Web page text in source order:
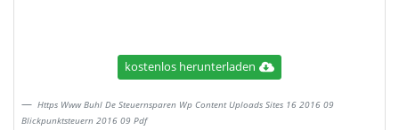
kostenlos herunterladen
Https Www Buhl De Steuernsparen Wp Content Uploads Sites 16 2016 09
Blickpunktsteuern 2016 09 Pdf